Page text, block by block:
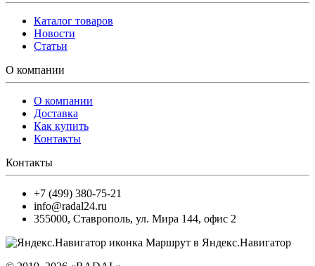
Каталог товаров
Новости
Статьи
О компании
О компании
Доставка
Как купить
Контакты
Контакты
+7 (499) 380-75-21
info@radal24.ru
355000, Ставрополь, ул. Мира 144, офис 2
Маршрут в Яндекс.Навигатор